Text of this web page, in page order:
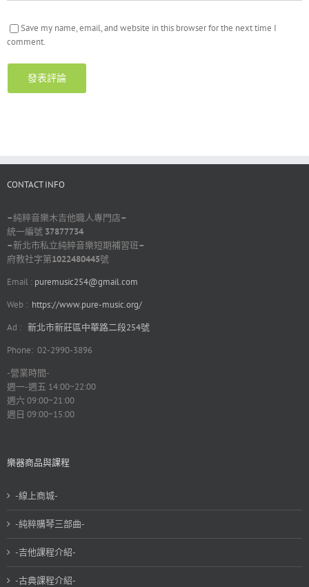
Save my name, email, and website in this browser for the next time I
comment.
CONTACT INFO
–純粹音樂木吉他職人專門店–
統一編號 37877734
–新北市私立純粹音樂短期補習班–
府教社字第1022480445號
Email : puremusic254@gmail.com
Web : https://www.pure-music.org/
Ad : 新北市新莊區中華路二段254號
Phone: 02-2990-3896
-營業時間-
週一-週五 14:00~22:00
週六 09:00~21:00
週日 09:00~15:00
樂器商品與課程
-線上商城-
-純粹購琴三部曲-
-吉他課程介紹-
-古典課程介紹-